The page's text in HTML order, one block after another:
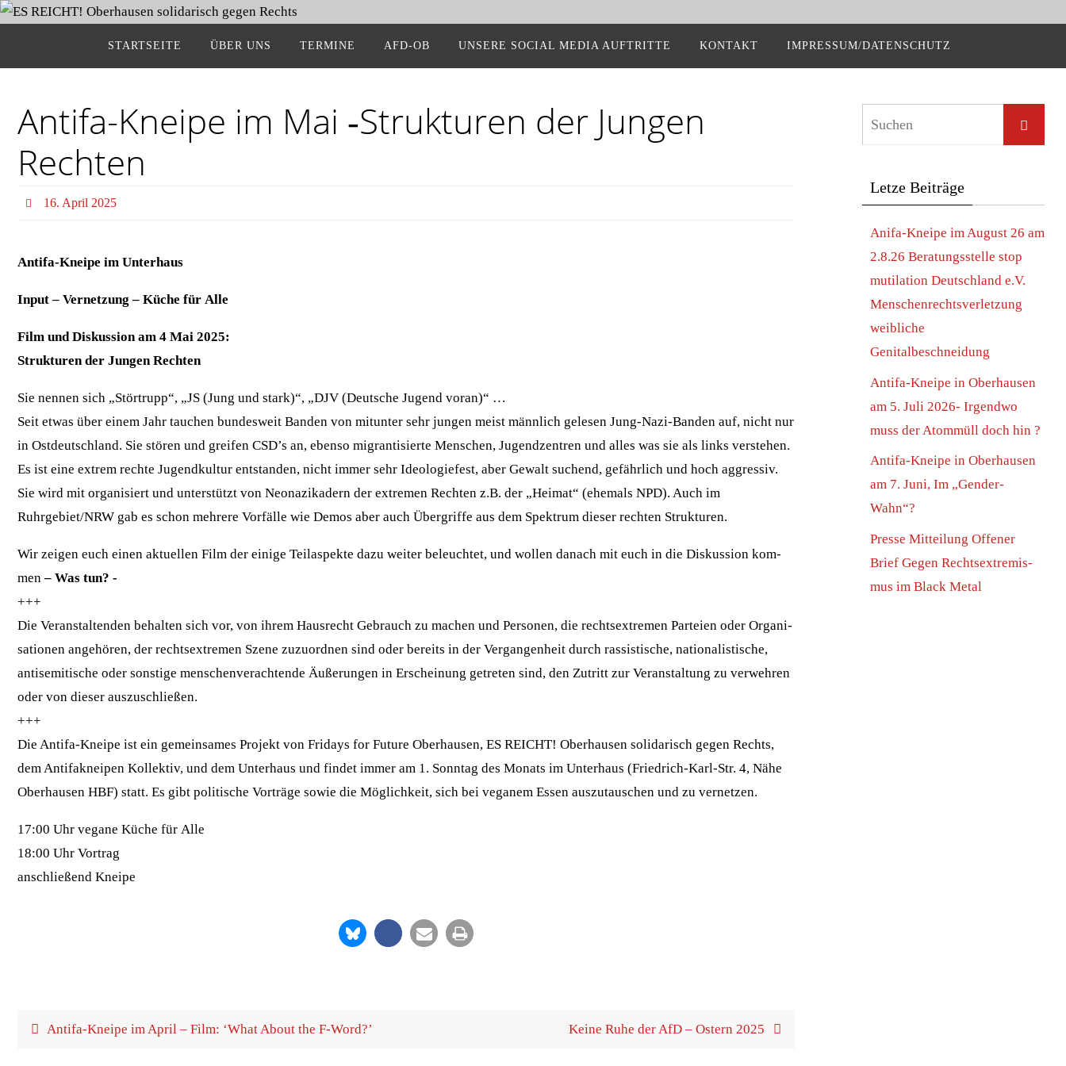
START­SEI­TE ÜBER UNS TER­MI­NE AFD-OB UNSE­RE SOCIAL MEDIA AUFTRITTE KON­TAKT IMPRESSUM/DATENSCHUTZ
Anti­fa-Knei­pe im Mai ‑Struk­tu­ren der Jun­gen
Rechten
16. April 2025
Anti­fa-Knei­pe im Unterhaus
Input – Ver­net­zung – Küche für Alle
Film und Dis­kus­si­on am 4 Mai 2025:
Struk­tu­ren der Jun­gen Rechten
Sie nen­nen sich „Stör­trupp“, „JS (Jung und stark)“, „DJV (Deut­sche Jugend voran)“ …
Seit etwas über einem Jahr tau­chen bun­des­weit Ban­den von mit­un­ter sehr jun­gen meist männ­lich gele­sen Jung-Nazi-Ban­den auf, nicht nur
in Ost­deutsch­land. Sie stö­ren und grei­fen CSD’s an, eben­so migran­ti­sier­te Men­schen, Jugend­zen­tren und alles was sie als links ver­ste­hen.
Es ist eine extrem rech­te Jugend­kul­tur ent­stan­den, nicht immer sehr Ideo­lo­gie­fest, aber Gewalt suchend, gefähr­lich und hoch aggres­siv.
Sie wird mit orga­ni­siert und unter­stützt von Neo­na­zi­ka­dern der extre­men Rech­ten z.B. der „Hei­mat“ (ehe­mals NPD). Auch im
Ruhrgebiet/NRW gab es schon meh­re­re Vor­fäl­le wie Demos aber auch Über­grif­fe aus dem Spek­trum die­ser rech­ten Strukturen.
Wir zei­gen euch einen aktu­el­len Film der eini­ge Teil­aspek­te dazu wei­ter beleuch­tet, und wol­len danach mit euch in die Dis­kus­si­on kom­
men– Was tun? -
+++
Die Ver­an­stal­ten­den behal­ten sich vor, von ihrem Haus­recht Gebrauch zu machen und Per­so­nen, die rechts­extre­men Par­tei­en oder Orga­ni­
sa­tio­nen ange­hö­ren, der rechts­extre­men Sze­ne zuzu­ord­nen sind oder bereits in der Ver­gan­gen­heit durch ras­sis­ti­sche, natio­na­lis­ti­sche,
anti­se­mi­ti­sche oder sons­ti­ge men­schen­ver­ach­ten­de Äuße­run­gen in Erschei­nung getre­ten sind, den Zutritt zur Ver­an­stal­tung zu ver­weh­ren
oder von die­ser auszuschließen.
+++
Die Anti­fa-Knei­pe ist ein gemein­sa­mes Pro­jekt von Fri­days for Future Ober­hau­sen, ES REICHT! Ober­hau­sen soli­da­risch gegen Rechts,
dem Anti­f­akne­i­pen Kol­lek­tiv, und dem Unter­haus und fin­det immer am 1. Sonn­tag des Monats im Unter­haus (Fried­rich-Karl-Str. 4, Nähe
Ober­hau­sen HBF) statt. Es gibt poli­ti­sche Vor­trä­ge sowie die Mög­lich­keit, sich bei vega­nem Essen aus­zu­tau­schen und zu vernetzen.
17:00 Uhr vega­ne Küche für Alle
18:00 Uhr Vortrag
anschlie­ßend Kneipe
Anti­fa-Knei­pe im April – Film: ‘What About the F‑Word?’ Kei­ne Ruhe der AfD – Ostern 2025
Let­ze Beiträge
Ani­fa-Knei­pe im August 26 am
2.8.26 Bera­tungs­stel­le stop
muti­la­ti­on Deutsch­land e.V.
Men­schen­rechts­ver­let­zung
weib­li­che
Genitalbeschneidung
Anti­fa-Knei­pe in Ober­hau­sen
am 5. Juli 2026- Irgend­wo
muss der Atom­müll doch hin ?
Anti­fa-Knei­pe in Ober­hau­sen
am 7. Juni, Im „Gen­der-
Wahn“?
Pres­se Mit­tei­lung Offe­ner
Brief Gegen Rechts­extre­mis­
mus im Black Metal